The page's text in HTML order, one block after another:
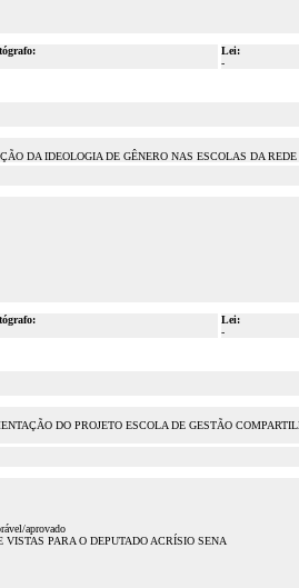
Lei:
-
DA IDEOLOGIA DE GÊNERO NAS ESCOLAS DA
Lei:
-
DO PROJETO ESCOLA DE GESTÃO
aprovado
VISTAS PARA O DEPUTADO ACRÍSIO SENA